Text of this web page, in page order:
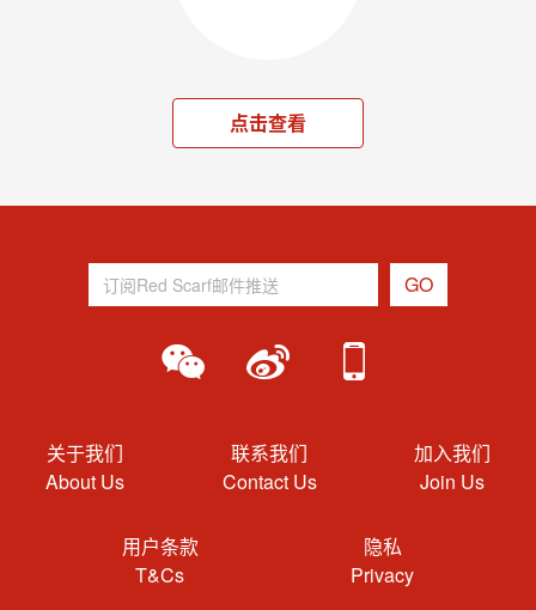
点击查看
关于我们
About Us
联系我们
Contact Us
加入我们
Join Us
用户条款
T&Cs
隐私
Privacy